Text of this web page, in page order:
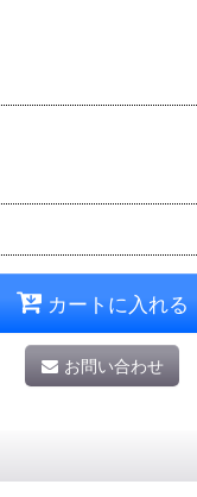
カートに入れる
お問い合わせ